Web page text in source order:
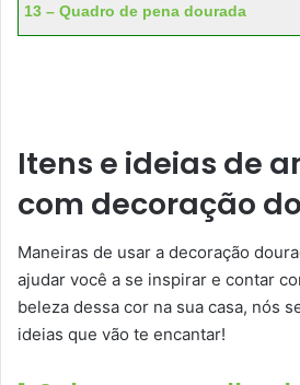
13 – Quadro de pena dourada
Itens e ideias de
com decoração
Maneiras de usar a decoração
ajudar você a se inspirar e contar
beleza dessa cor na sua casa, nós
ideias que vão te encantar!